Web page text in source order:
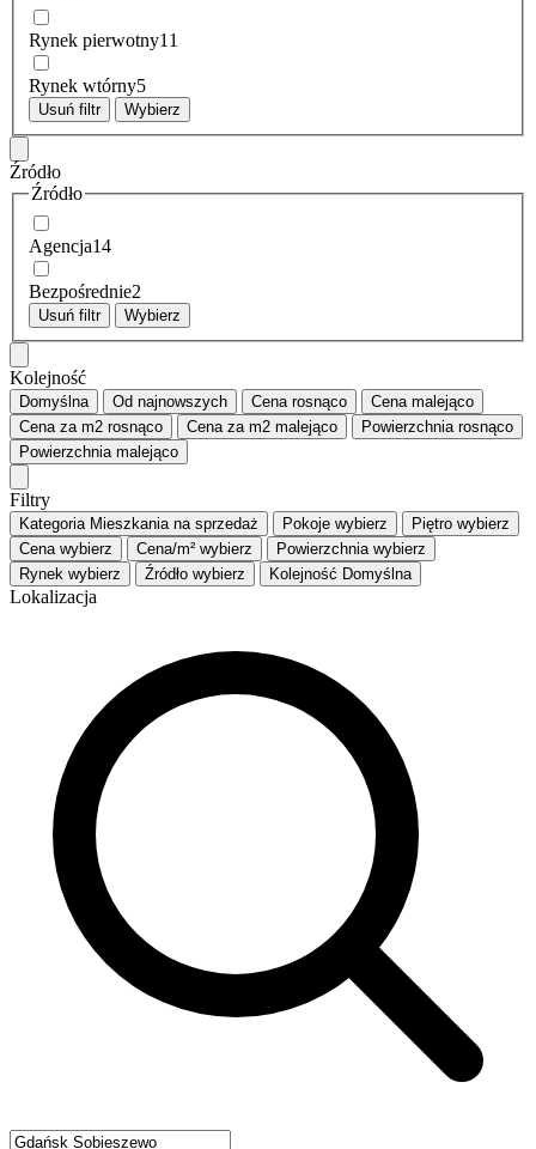
Rynek pierwotny11
Rynek wtórny5
Usuń filtr Wybierz
Źródło
Źródło
Agencja14
Bezpośrednie2
Usuń filtr Wybierz
Kolejność
Domyślna Od najnowszych Cena rosnąco Cena malejąco
Cena za m2 rosnąco Cena za m2 malejąco Powierzchnia rosnąco
Powierzchnia malejąco
Filtry
Kategoria Mieszkania na sprzedaż Pokoje wybierz Piętro wybierz
Cena wybierz Cena/m² wybierz Powierzchnia wybierz
Rynek wybierz Źródło wybierz Kolejność Domyślna
Lokalizacja